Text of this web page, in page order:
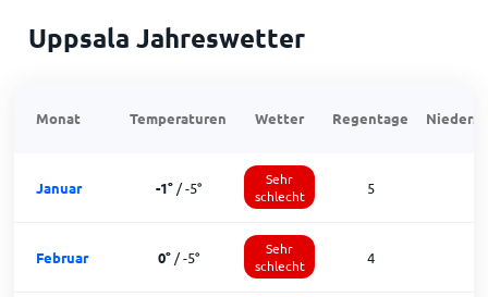
Uppsala Jahreswetter
Monat Temperaturen Wetter Regentage
Januar -1°/-5°
Sehr
schlecht
5
Februar 0°/-5°
Sehr
schlecht
4